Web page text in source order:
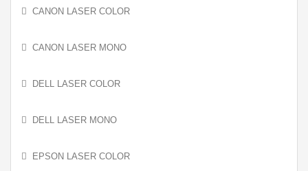
CANON LASER COLOR
CANON LASER MONO
DELL LASER COLOR
DELL LASER MONO
EPSON LASER COLOR